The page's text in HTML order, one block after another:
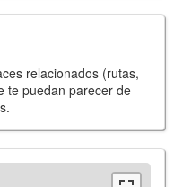
relacionados (rutas,
te puedan parecer de